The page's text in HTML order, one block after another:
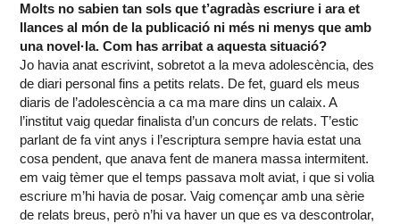
Molts no sabien tan sols que t’agradàs escriure i ara et
llances al món de la publicació ni més ni menys que amb
una novel·la. Com has arribat a aquesta situació?
Jo havia anat escrivint, sobretot a la meva adolescència, des
de diari personal fins a petits relats. De fet, guard els meus
diaris de l’adolescència a ca ma mare dins un calaix. A
l’institut vaig quedar finalista d’un concurs de relats. T’estic
parlant de fa vint anys i l’escriptura sempre havia estat una
cosa pendent, que anava fent de manera massa intermitent.
em vaig tèmer que el temps passava molt aviat, i que si volia
escriure m’hi havia de posar. Vaig començar amb una sèrie
de relats breus, però n’hi va haver un que es va descontrolar,